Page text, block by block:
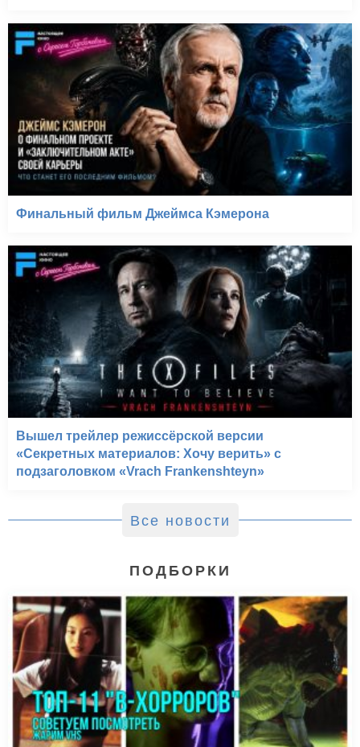
Финальный фильм Джеймса Кэмерона
Вышел трейлер режиссёрской версии
«Секретных материалов: Хочу верить» с
подзаголовком «Vrach Frankenshteyn»
Все новости
ПОДБОРКИ